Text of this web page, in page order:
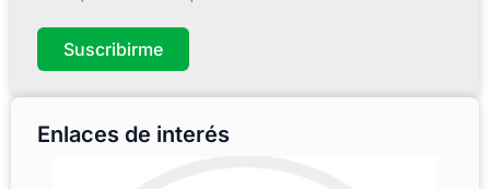
Suscribirme
Enlaces de interés